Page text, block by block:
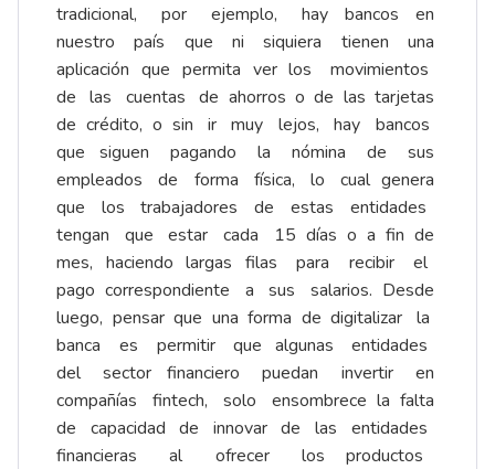
tradicional, por ejemplo, hay bancos en
nuestro país que ni siquiera tienen una
aplicación que permita ver los movimientos
de las cuentas de ahorros o de las tarjetas
de crédito, o sin ir muy lejos, hay bancos
que siguen pagando la nómina de sus
empleados de forma física, lo cual genera
que los trabajadores de estas entidades
tengan que estar cada 15 días o a fin de
mes, haciendo largas filas para recibir el
pago correspondiente a sus salarios. Desde
luego, pensar que una forma de digitalizar la
banca es permitir que algunas entidades
del sector financiero puedan invertir en
compañías fintech, solo ensombrece la falta
de capacidad de innovar de las entidades
financieras al ofrecer los productos